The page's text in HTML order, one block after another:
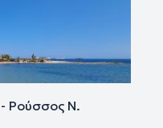
Ρούσσος Ν.